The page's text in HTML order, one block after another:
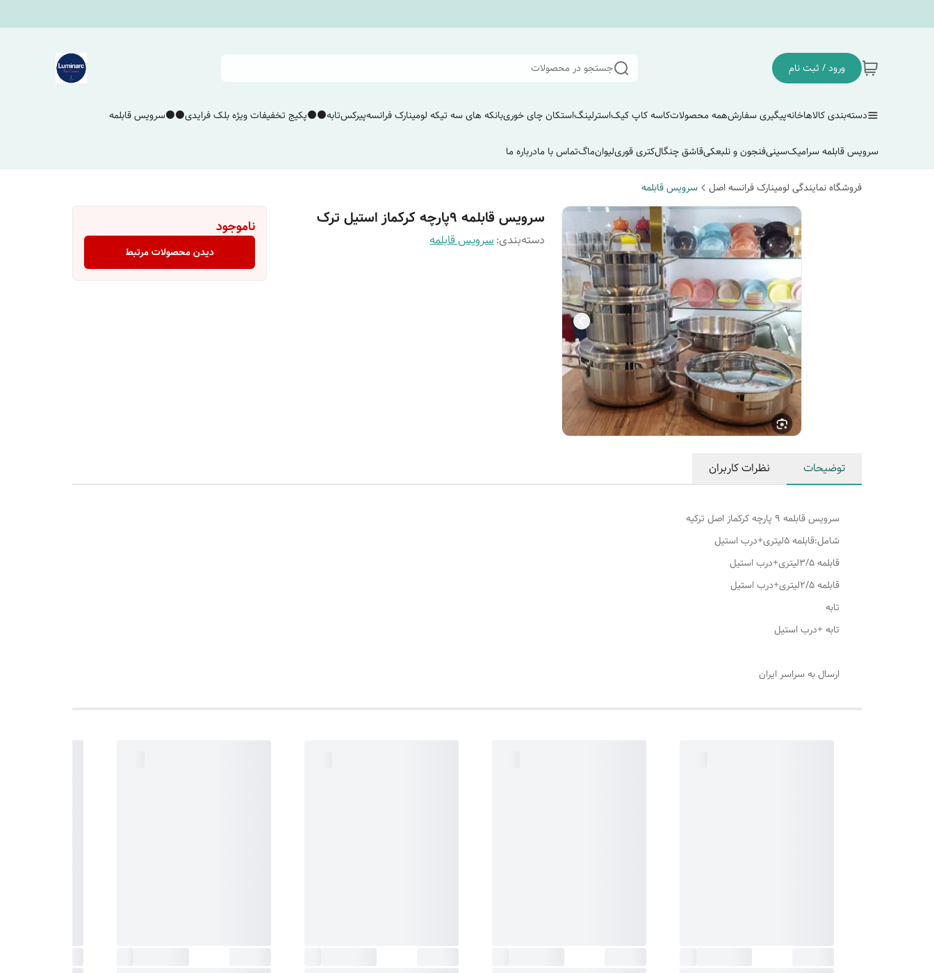
ورود / ثبت نام جستجو در محصولات
دسته‌بندی کالاهاخانهپیگیری سفارشهمه محصولاتکاسه کاپ کیکاسترلینگاستکان چای خوریبانکه های سه تیکه لومینارک فرانسهپیرکستابه⚫️⚫️پکیج تخفیفات ویژه بلک فرایدی⚫️⚫️سرویس قابلمه
سرویس قابلمه سرامیکسینیفنجون و نلبعکیقاشق چنگالکتری قوریلیوانماگتماس با مادرباره ما
فروشگاه نمایندگی لومینارک فرانسه اصل سرویس قابلمه
سرویس قابلمه ۹پارچه کرکماز استیل ترک
دسته‌بندی:سرویس قابلمه
ناموجود
دیدن محصولات مرتبط
توضیحات نظرات کاربران
سرویس قابلمه ۹ پارچه کرکماز اصل ترکیه
شامل:قابلمه ۵لیتری+درب استیل
قابلمه ۳/۵لیتری+درب استیل
قابلمه ۲/۵لیتری+درب استیل
تابه
تابه +درب استیل
ارسال به سراسر ایران